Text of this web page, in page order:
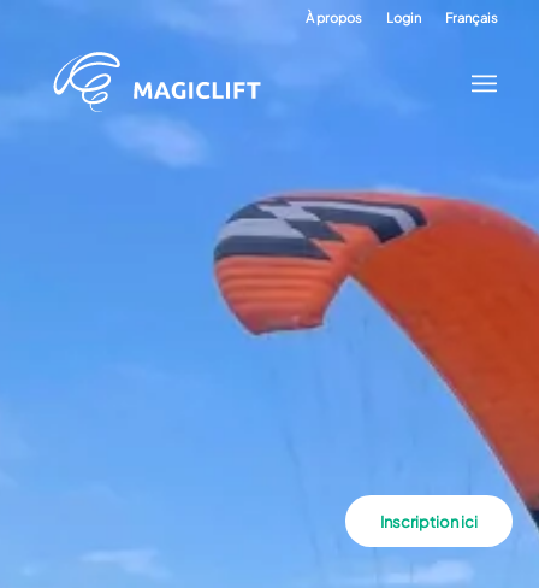
À propos Login Français
Inscription ici